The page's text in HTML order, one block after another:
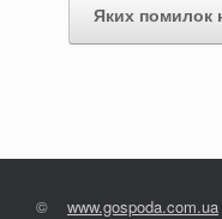
Яких помилок
© www.gospoda.com.ua